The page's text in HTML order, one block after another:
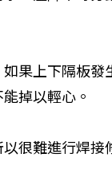
果上下隔板
掉以輕心。
很難進行焊